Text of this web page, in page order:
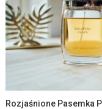
Rozjaśnione Pasemka